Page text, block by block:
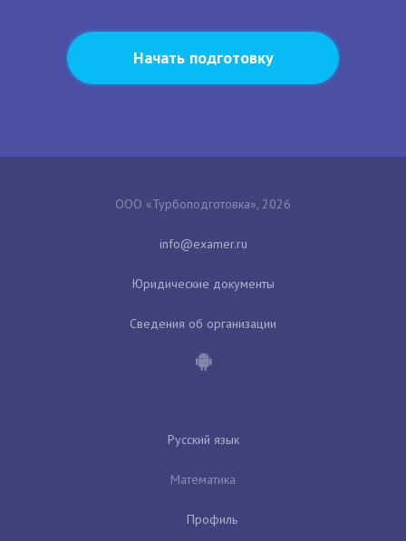
Начать подготовку
ООО «Турбоподготовка», 2026
Юридические документы
Сведения об организации
Русский язык
Математика
Профиль